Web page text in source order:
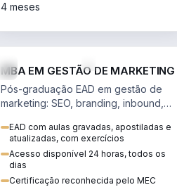
4 meses
MBA EM GESTÃO DE MARKETING
Pós-graduação EAD em gestão de
marketing: SEO, branding, inbound,
decisões orientadas por dados.
EAD com aulas gravadas, apostiladas e
atualizadas, com exercícios
Acesso disponível 24 horas, todos os
dias
Certificação reconhecida pelo MEC